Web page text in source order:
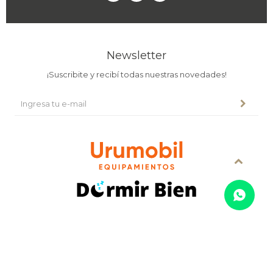
Newsletter
¡Suscribite y recibí todas nuestras novedades!